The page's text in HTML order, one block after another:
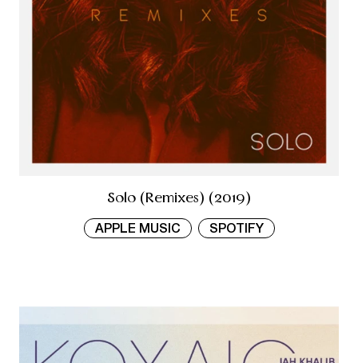
Solo (Remixes) (2019)
APPLE MUSIC SPOTIFY